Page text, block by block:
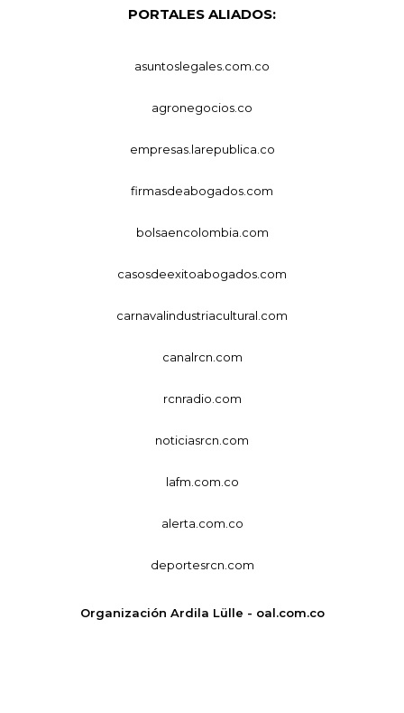
PORTALES ALIADOS:
asuntoslegales.com.co
agronegocios.co
empresas.larepublica.co
firmasdeabogados.com
bolsaencolombia.com
casosdeexitoabogados.com
carnavalindustriacultural.com
canalrcn.com
rcnradio.com
noticiasrcn.com
lafm.com.co
alerta.com.co
deportesrcn.com
Organización Ardila Lülle - oal.com.co